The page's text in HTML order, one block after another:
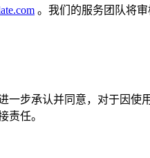
。我们的服务团队将审
步承认并同意，对于因
责任。